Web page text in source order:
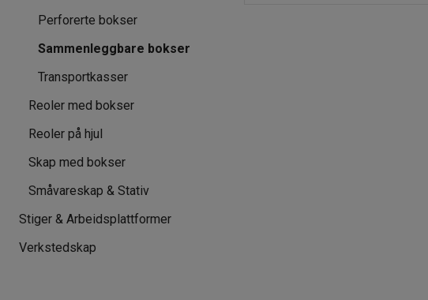
Perforerte bokser
Sammenleggbare bokser
Transportkasser
Reoler med bokser
Reoler på hjul
Skap med bokser
Småvareskap & Stativ
Stiger & Arbeidsplattformer
Verkstedskap